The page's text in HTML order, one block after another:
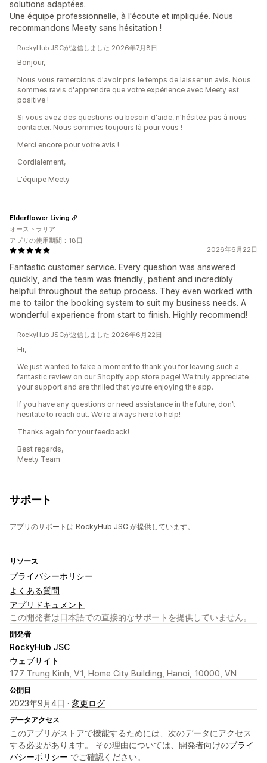
solutions adaptées.
Une équipe professionnelle, à l'écoute et impliquée. Nous
recommandons Meety sans hésitation !
RockyHub JSCが返信しました 2026年7月8日
Bonjour,
Nous vous remercions d'avoir pris le temps de laisser un avis. Nous
sommes ravis d'apprendre que votre expérience avec Meety est
positive !
Si vous avez des questions ou besoin d'aide, n'hésitez pas à nous
contacter. Nous sommes toujours là pour vous !
Merci encore pour votre avis !
Cordialement,
L'équipe Meety
2026年6月22日
Fantastic customer service. Every question was answered
quickly, and the team was friendly, patient and incredibly
helpful throughout the setup process. They even worked with
me to tailor the booking system to suit my business needs. A
wonderful experience from start to finish. Highly recommend!
Elderflower Living
オーストラリア
アプリの使用期間：18日
RockyHub JSCが返信しました 2026年6月22日
Hi,
We just wanted to take a moment to thank you for leaving such a
fantastic review on our Shopify app store page! We truly appreciate
your support and are thrilled that you’re enjoying the app.
If you have any questions or need assistance in the future, don’t
hesitate to reach out. We're always here to help!
Thanks again for your feedback!
Best regards,
Meety Team
サポート
アプリのサポートは RockyHub JSC が提供しています。
リソース
プライバシーポリシー
よくある質問
アプリドキュメント
この開発者は日本語での直接的なサポートを提供していません。
開発者
RockyHub JSC
ウェブサイト
177 Trung Kinh, V1, Home City Building, Hanoi, 10000, VN
公開日
2023年9月4日 · 変更ログ
データアクセス
このアプリがストアで機能するためには、次のデータにアクセス
する必要があります。 その理由については、開発者向けのプライ
バシーポリシー でご確認ください。